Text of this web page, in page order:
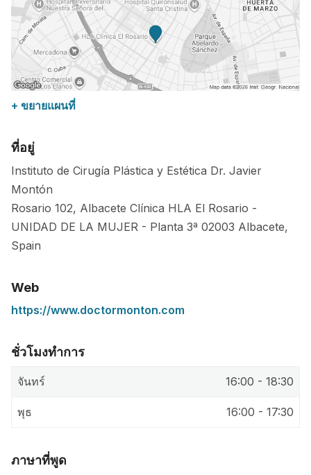
+ ขยายแผนที่
ที่อยู่
Instituto de Cirugía Plástica y Estética Dr. Javier
Montón
Rosario 102, Albacete Clínica HLA El Rosario -
UNIDAD DE LA MUJER - Planta 3ª 02003 Albacete,
Spain
Web
https://www.doctormonton.com
ชั่วโมงทำการ
จันทร์ 16:00 - 18:30
พุธ 16:00 - 17:30
ภาษาที่พูด